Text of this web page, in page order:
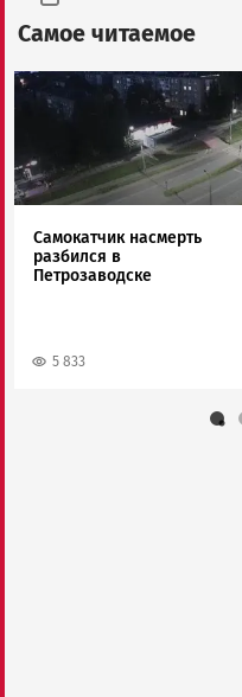
Самое читаемое
Image
Самокатчик насмерть
разбился в
Петрозаводске
5 833